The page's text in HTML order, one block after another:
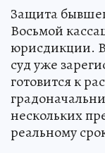
Защита
Восьмой
юрисдикции. В
суд уже
готовится к
нескольких
реальному